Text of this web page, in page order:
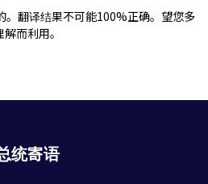
。翻译结果不可能100%正确。望您多
解而利用。
统寄语